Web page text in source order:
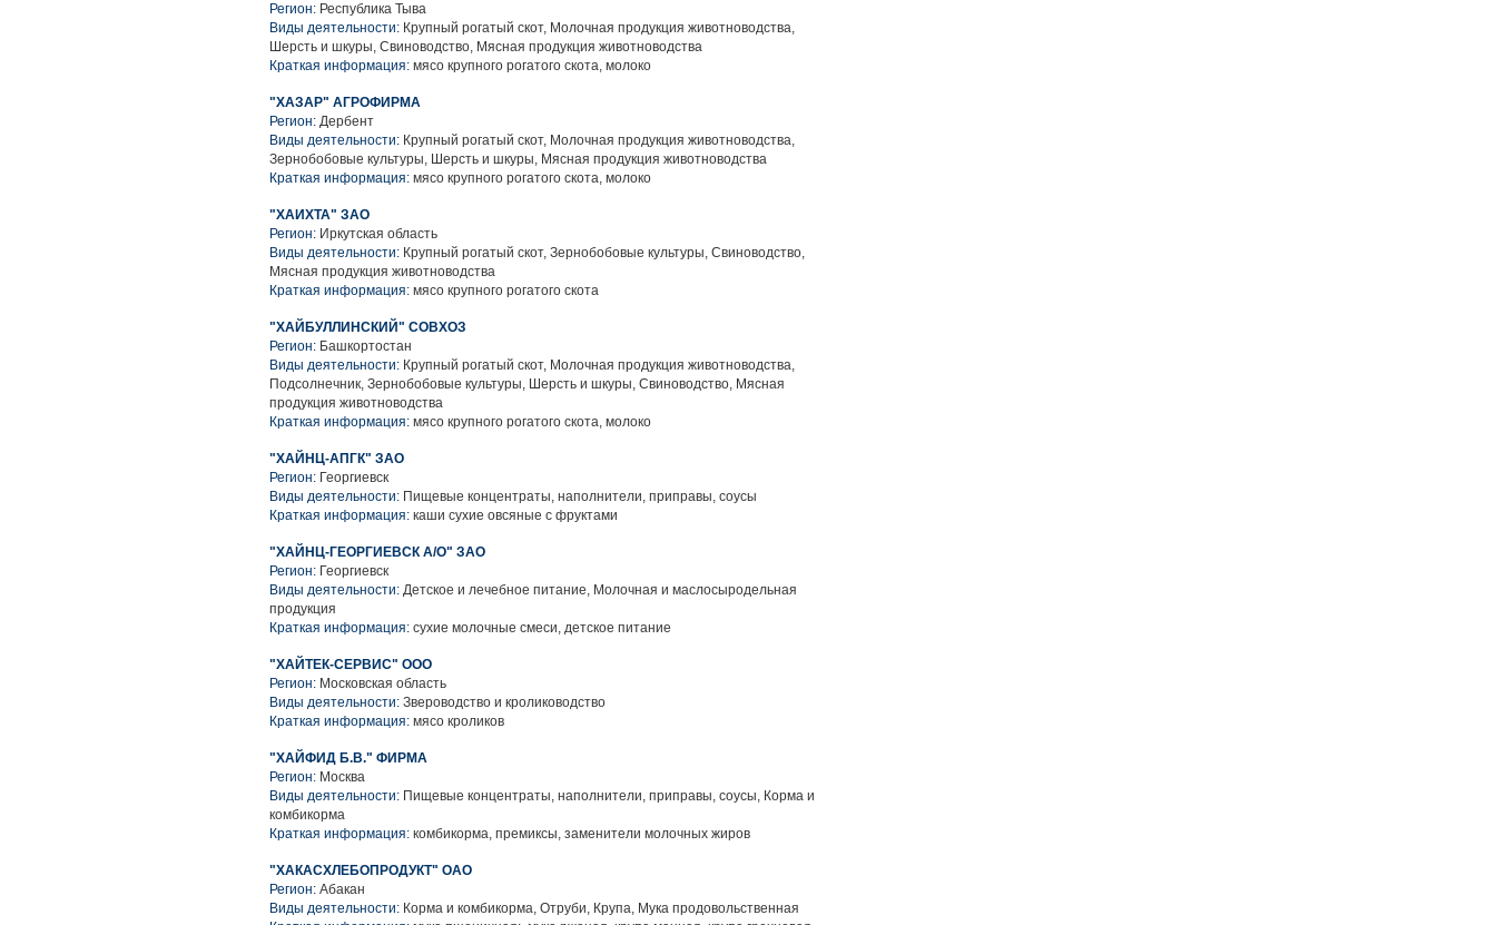
Регион: Республика Тыва
Виды деятельности: Крупный рогатый скот, Молочная продукция животноводства,
Шерсть и шкуры, Свиноводство, Мясная продукция животноводства
Краткая информация: мясо крупного рогатого скота, молоко
"ХАЗАР" АГРОФИРМА
Регион: Дербент
Виды деятельности: Крупный рогатый скот, Молочная продукция животноводства,
Зернобобовые культуры, Шерсть и шкуры, Мясная продукция животноводства
Краткая информация: мясо крупного рогатого скота, молоко
"ХАИХТА" ЗАО
Регион: Иркутская область
Виды деятельности: Крупный рогатый скот, Зернобобовые культуры, Свиноводство,
Мясная продукция животноводства
Краткая информация: мясо крупного рогатого скота
"ХАЙБУЛЛИНСКИЙ" СОВХОЗ
Регион: Башкортостан
Виды деятельности: Крупный рогатый скот, Молочная продукция животноводства,
Подсолнечник, Зернобобовые культуры, Шерсть и шкуры, Свиноводство, Мясная
продукция животноводства
Краткая информация: мясо крупного рогатого скота, молоко
"ХАЙНЦ-АПГК" ЗАО
Регион: Георгиевск
Виды деятельности: Пищевые концентраты, наполнители, приправы, соусы
Краткая информация: каши сухие овсяные с фруктами
"ХАЙНЦ-ГЕОРГИЕВСК А/О" ЗАО
Регион: Георгиевск
Виды деятельности: Детское и лечебное питание, Молочная и маслосыродельная
продукция
Краткая информация: сухие молочные смеси, детское питание
"ХАЙТЕК-СЕРВИС" ООО
Регион: Московская область
Виды деятельности: Звероводство и кролиководство
Краткая информация: мясо кроликов
"ХАЙФИД Б.В." ФИРМА
Регион: Москва
Виды деятельности: Пищевые концентраты, наполнители, приправы, соусы, Корма и
комбикорма
Краткая информация: комбикорма, премиксы, заменители молочных жиров
"ХАКАСХЛЕБОПРОДУКТ" ОАО
Регион: Абакан
Виды деятельности: Корма и комбикорма, Отруби, Крупа, Мука продовольственная